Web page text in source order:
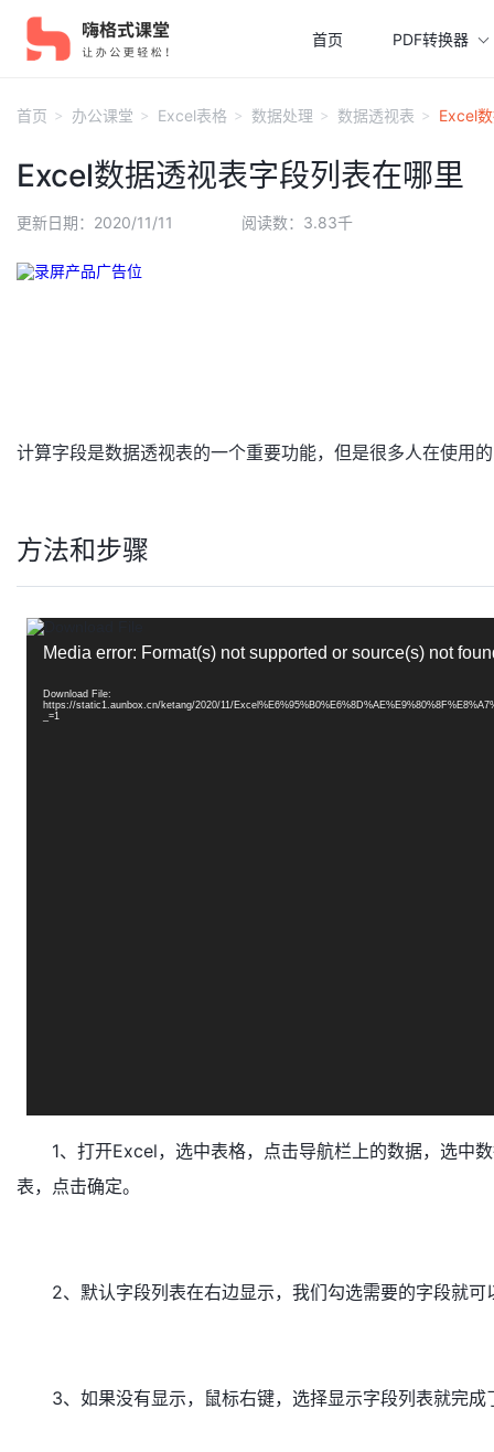
首页 PDF转换器
首页 办公课堂 Excel表格 数据处理 数据透视表 Excel
Excel数据透视表字段列表在哪里
更新日期：2020/11/11 阅读数：3.83千
计算字段是数据透视表的一个重要功能，但是很多人在使用
方法和步骤
视
Media error: Format(s) not supported or source(s) not
Download File:
https://static1.aunbox.cn/ketang/2020/11/
_=1
1、打开Excel，选中表格，点击导航栏上的数据，选中
表，点击确定。
2、默认字段列表在右边显示，我们勾选需要的字段就可
3、如果没有显示，鼠标右键，选择显示字段列表就完成